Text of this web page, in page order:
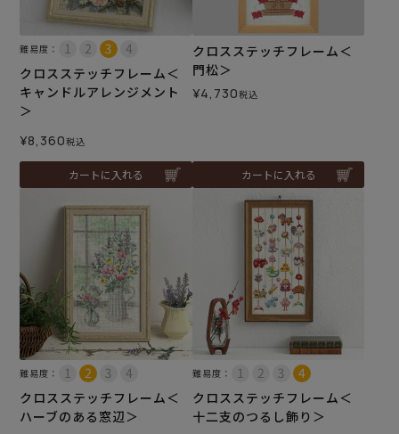
難易度：
クロスステッチフレーム＜
キャンドルアレンジメント
＞
¥8,360税込
カートに入れる
クロスステッチフレーム＜
門松＞
¥4,730税込
カートに入れる
難易度：
クロスステッチフレーム＜
ハーブのある窓辺＞
難易度：
クロスステッチフレーム＜
十二支のつるし飾り＞